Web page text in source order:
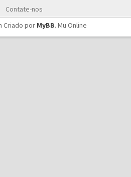
Contate-nos
Criado por MyBB. Mu Online